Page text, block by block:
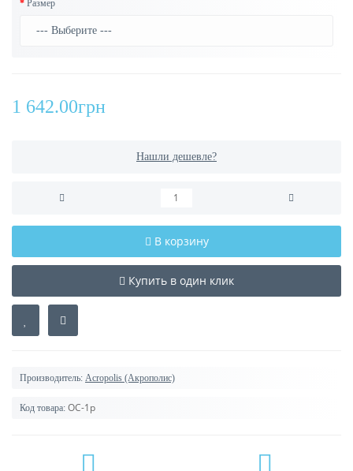
Размер
1 642.00грн
Нашли дешевле?
В корзину
Купить в один клик
Производитель: Acropolis (Акрополис)
Код товара: ОС-1р